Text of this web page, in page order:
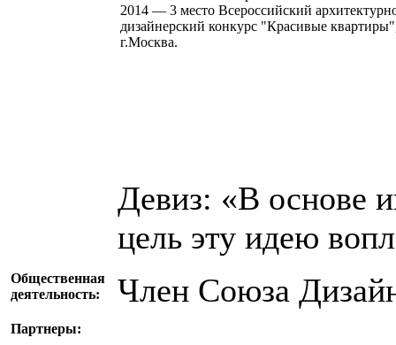
2014 — 3 место Всероссийский
дизайнерский конкурс "Красивые
г.Москва.
Девиз: «В основе
цель эту идею
Общественная
деятельность:
Член Союза
Партнеры: